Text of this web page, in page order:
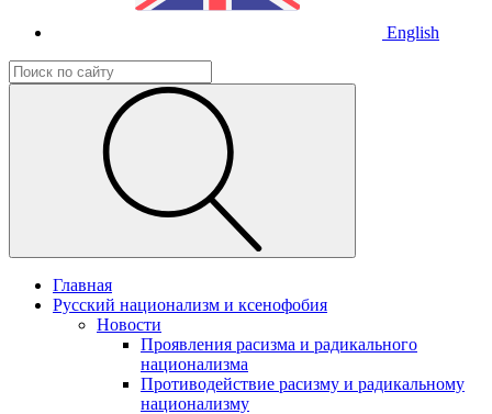
English
Главная
Русский национализм и ксенофобия
Новости
Проявления расизма и радикального
национализма
Противодействие расизму и радикальному
национализму